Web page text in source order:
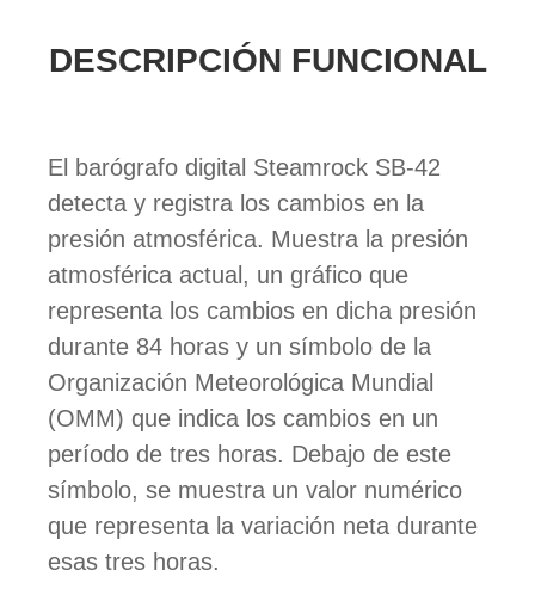
DESCRIPCIÓN FUNCIONAL
El barógrafo digital Steamrock SB-42
detecta y registra los cambios en la
presión atmosférica. Muestra la presión
atmosférica actual, un gráfico que
representa los cambios en dicha presión
durante 84 horas y un símbolo de la
Organización Meteorológica Mundial
(OMM) que indica los cambios en un
período de tres horas. Debajo de este
símbolo, se muestra un valor numérico
que representa la variación neta durante
esas tres horas.